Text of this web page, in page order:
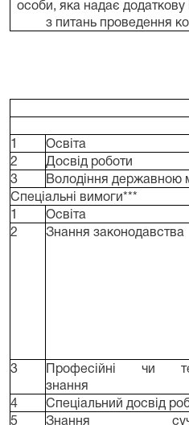
особи, яка надає додаткову
з питань проведення
Освіта
2
Досвід роботи
3
Володіння державною
Спеціальні вимоги***
Освіта
2
Знання законодавства
3
Професійні чи
знання
4
Спеціальний досвід
5
Знання